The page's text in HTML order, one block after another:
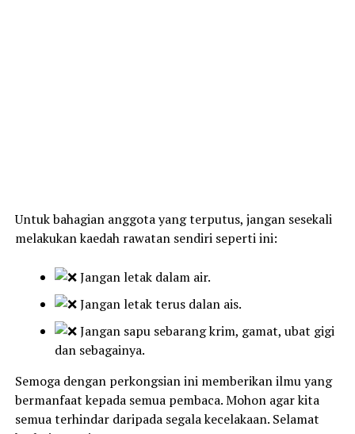
Untuk bahagian anggota yang terputus, jangan sesekali
melakukan kaedah rawatan sendiri seperti ini:
Jangan letak dalam air.
Jangan letak terus dalan ais.
Jangan sapu sebarang krim, gamat, ubat gigi
dan sebagainya.
Semoga dengan perkongsian ini memberikan ilmu yang
bermanfaat kepada semua pembaca. Mohon agar kita
semua terhindar daripada segala kecelakaan. Selamat